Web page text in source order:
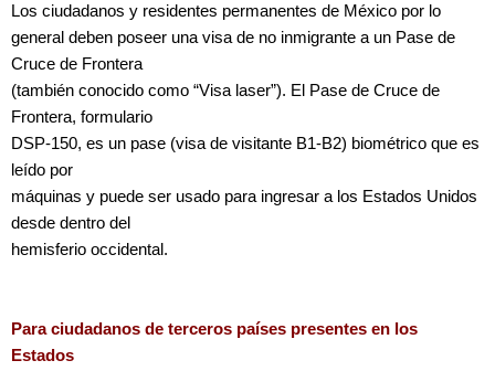
Los ciudadanos y residentes permanentes de México por lo
general deben poseer una visa de no inmigrante a un Pase de
Cruce de Frontera
(también conocido como “Visa laser”). El Pase de Cruce de
Frontera, formulario
DSP-150, es un pase (visa de visitante B1-B2) biométrico que es
leído por
máquinas y puede ser usado para ingresar a los Estados Unidos
desde dentro del
hemisferio occidental.
Para ciudadanos de terceros países presentes en los
Estados